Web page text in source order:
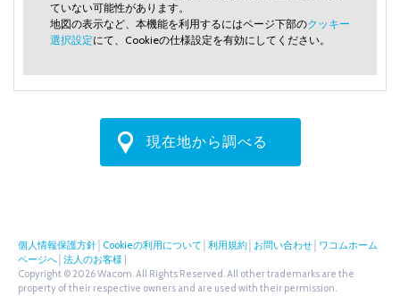
ていない可能性があります。
地図の表示など、本機能を利用するにはページ下部のクッキー
選択設定にて、Cookieの仕様設定を有効にしてください。
現在地から調べる
個人情報保護方針 Cookieの利用について 利用規約 お問い合わせ ワコムホーム
ページへ 法人のお客様
Copyright © 2026 Wacom. All Rights Reserved. All other trademarks are the
property of their respective owners and are used with their permission.